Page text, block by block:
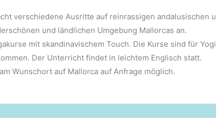
verschiedene Ausritte auf reinrassigen andalusischen
und ländlichen Umgebung Mallorcas an.
mit skandinavischem Touch. Die Kurse sind für
Der Unterricht findet in leichtem Englisch statt.
Wunschort auf Mallorca auf Anfrage möglich.